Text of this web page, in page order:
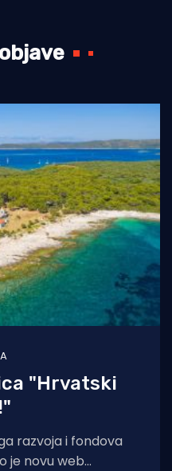
"Hrvatski
razvoja i fondova
je novu web